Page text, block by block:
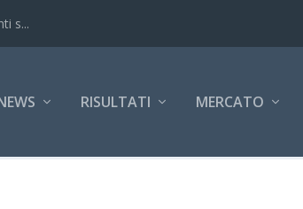
s...
RISULTATI MERCATO